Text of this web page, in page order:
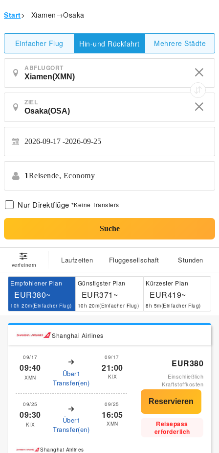
Start> Xiamen→Osaka
Einfacher Flug Hin-und Rückfahrt Mehrere Städte
ABFLUGORT
ZIEL
2026-09-17 2026-09-25
1Reisende, Economy
Nur Direktflüge *Keine Transfers
Suche
verfeinern
Laufzeiten Fluggesellschaft Stunden
Empfohlener Plan
EUR380~
10h 20m(Einfacher Flug)
Günstigster Plan
EUR371~
10h 20m(Einfacher Flug)
Kürzester Plan
EUR419~
8h 5m(Einfacher Flug)
Shanghai Airlines
09/17
09:40
XMN
Über1
Transfer(en)
09/17
21:00
KIX
09/25
09:30
KIX
Über1
Transfer(en)
09/25
16:05
XMN
EUR380
Einschließlich
Kraftstoffkosten
Reisepass
erforderlich
Shanghai Airlines